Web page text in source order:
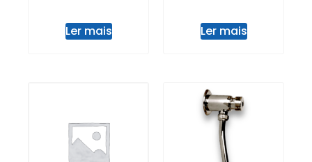
Ler mais Ler mais